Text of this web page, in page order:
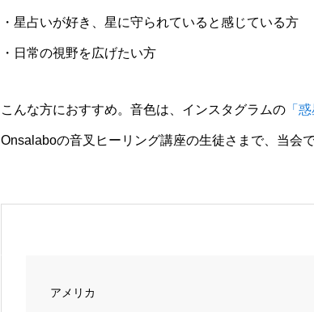
・星占いが好き、星に守られていると感じている方
・日常の視野を広げたい方
こんな方におすすめ。音色は、インスタグラムの 「
Onsalaboの音叉ヒーリング講座の生徒さまで、当会
アメリカ